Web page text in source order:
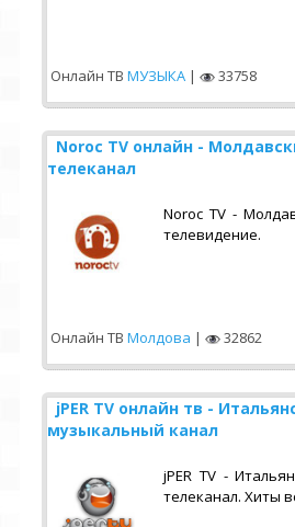
Онлайн ТВ МУЗЫКА | 33758
Noroc TV онлайн -
телеканал
Noroc TV -
телевидение.
Онлайн ТВ Молдова | 32862
jPER TV онлайн тв -
музыкальный канал
jPER TV -
телеканал. Хиты